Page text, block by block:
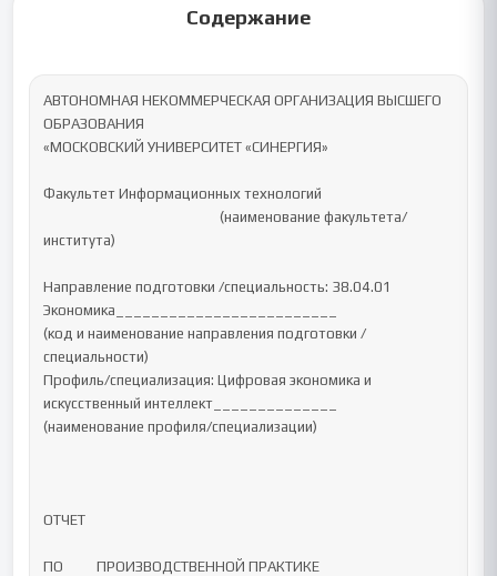
Содержание
АВТОНОМНАЯ НЕКОММЕРЧЕСКАЯ ОРГАНИЗАЦИЯ ВЫСШЕГО
ОБРАЗОВАНИЯ
«МОСКОВСКИЙ УНИВЕРСИТЕТ «СИНЕРГИЯ»
Факультет Информационных технологий
                                                     (наименование факультета/
института)
Направление подготовки /специальность: 38.04.01
Экономика_________________________
(код и наименование направления подготовки /
специальности)
Профиль/специализация: Цифровая экономика и
искусственный интеллект______________
(наименование профиля/специализации)
ОТЧЕТ
ПО		ПРОИЗВОДСТВЕННОЙ ПРАКТИКЕ